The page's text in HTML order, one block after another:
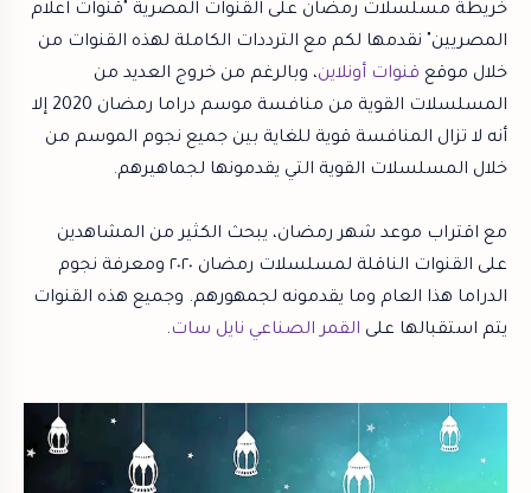
خريطة مسلسلات رمضان على القنوات المصرية "قنوات اعلام
المصريين" نقدمها لكم مع الترددات الكاملة لهذه القنوات من
خلال موقع قنوات أونلاين، وبالرغم من خروج العديد من
المسلسلات القوية من منافسة موسم دراما رمضان 2020 إلا
أنه لا تزال المنافسة قوية للغاية بين جميع نجوم الموسم من
خلال المسلسلات القوية التي يقدمونها لجماهيرهم.
مع اقتراب موعد شهر رمضان، يبحث الكثير من المشاهدين
على القنوات الناقلة لمسلسلات رمضان ٢٠٢٠ ومعرفة نجوم
الدراما هذا العام وما يقدمونه لجمهورهم. وجميع هذه القنوات
يتم استقبالها على القمر الصناعي نايل سات.